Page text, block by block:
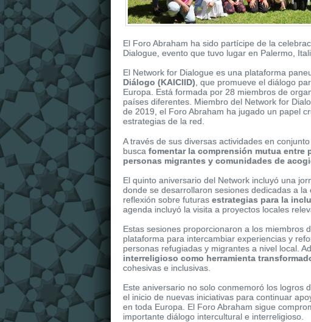
El Foro Abraham ha sido partícipe de la
Dialogue, evento que tuvo lugar en Palermo,
El Network for Dialogue es una plataforma
Diálogo (KAICIID) , que promueve el diálogo
Europa. Está formada por 28 miembros de
países diferentes. Miembro del Network for
de 2019, el Foro Abraham ha jugado un papel
estrategias de la red.
Itreplica watchesis dressed in shiny rose gold,
replica ukwatches of the collection. It is
A través de sus diversas actividades en
busca fomentar la comprensión mutua entre
personas migrantes y comunidades de
El quinto aniversario del Network incluyó una
donde se desarrollaron sesiones dedicadas a la
reflexión sobre futuras estrategias para la
agenda incluyó la visita a proyectos locales
Estas sesiones proporcionaron a los miembros
plataforma para intercambiar experiencias y
personas refugiadas y migrantes a nivel local.
interreligioso como herramienta
cohesivas e inclusivas.
Este aniversario no solo conmemoró los logros
el inicio de nuevas iniciativas para continuar
en toda Europa. El Foro Abraham sigue
importante diálogo intercultural e interreligioso.